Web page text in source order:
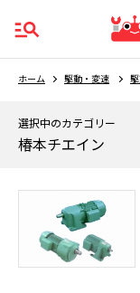
ホーム 駆動・変速
選択中のカテゴリー
椿本チエイン